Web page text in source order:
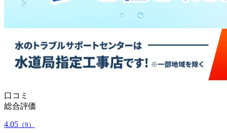
口コミ
総合評価
4.05 （9）